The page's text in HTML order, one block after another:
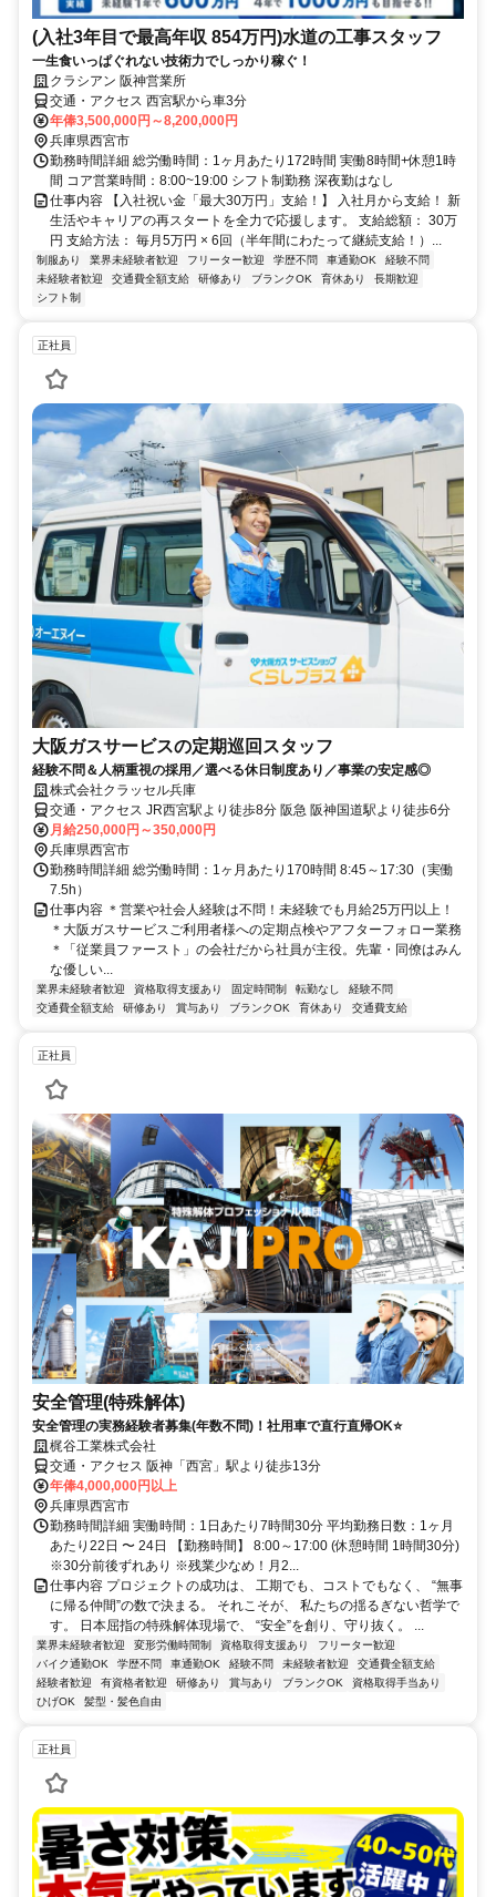
(入社3年目で最高年収 854万円)水道の工事スタッフ
一生食いっぱぐれない技術力でしっかり稼ぐ！
クラシアン 阪神営業所
交通・アクセス 西宮駅から車3分
年俸3,500,000円～8,200,000円
兵庫県西宮市
勤務時間詳細 総労働時間：1ヶ月あたり172時間 実働8時間+休憩1時
間 コア営業時間：8:00~19:00 シフト制勤務 深夜勤はなし
仕事内容 【入社祝い金「最大30万円」支給！】 入社月から支給！ 新
生活やキャリアの再スタートを全力で応援します。 支給総額： 30万
円 支給方法： 毎月5万円 × 6回（半年間にわたって継続支給！）...
制服あり 業界未経験者歓迎 フリーター歓迎 学歴不問 車通勤OK
経験不問
未経験者歓迎
交通費全額支給 研修あり ブランクOK 育休あり
長期歓迎
シフト制
正社員
大阪ガスサービスの定期巡回スタッフ
経験不問＆人柄重視の採用／選べる休日制度あり／事業の安定感◎
株式会社クラッセル兵庫
交通・アクセス JR西宮駅より徒歩8分 阪急 阪神国道駅より徒歩6分
月給250,000円～350,000円
兵庫県西宮市
勤務時間詳細 総労働時間：1ヶ月あたり170時間 8:45～17:30（実働
7.5h）
仕事内容 ＊営業や社会人経験は不問！未経験でも月給25万円以上！
＊大阪ガスサービスご利用者様への定期点検やアフターフォロー業務
＊「従業員ファースト」の会社だから社員が主役。先輩・同僚はみん
な優しい...
業界未経験者歓迎 資格取得支援あり 固定時間制 転勤なし
経験不問
交通費全額支給
研修あり 賞与あり ブランクOK 育休あり 交通費支給
正社員
安全管理(特殊解体)
安全管理の実務経験者募集(年数不問)！社用車で直行直帰OK⭐
梶谷工業株式会社
交通・アクセス 阪神「西宮」駅より徒歩13分
年俸4,000,000円以上
兵庫県西宮市
勤務時間詳細 実働時間：1日あたり7時間30分 平均勤務日数：1ヶ月
あたり22日 〜 24日 【勤務時間】 8:00～17:00 (休憩時間 1時間30分)
※30分前後ずれあり ※残業少なめ！月2...
仕事内容 プロジェクトの成功は、 工期でも、コストでもなく、 “無事
に帰る仲間”の数で決まる。 それこそが、 私たちの揺るぎない哲学で
す。 日本屈指の特殊解体現場で、 “安全”を創り、守り抜く。 ...
業界未経験者歓迎 変形労働時間制 資格取得支援あり
フリーター歓迎
バイク通勤OK
学歴不問 車通勤OK 経験不問 未経験者歓迎
交通費全額支給
経験者歓迎
有資格者歓迎 研修あり 賞与あり ブランクOK
資格取得手当あり
ひげOK
髪型・髪色自由
正社員